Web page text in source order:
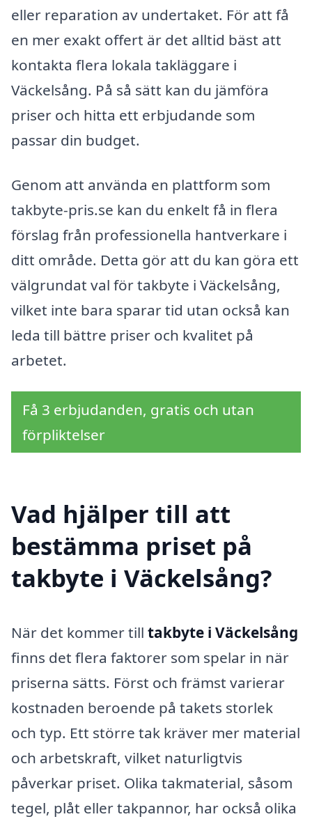
eller reparation av undertaket. För att få
en mer exakt offert är det alltid bäst att
kontakta flera lokala takläggare i
Väckelsång. På så sätt kan du jämföra
priser och hitta ett erbjudande som
passar din budget.
Genom att använda en plattform som
takbyte-pris.se kan du enkelt få in flera
förslag från professionella hantverkare i
ditt område. Detta gör att du kan göra ett
välgrundat val för takbyte i Väckelsång,
vilket inte bara sparar tid utan också kan
leda till bättre priser och kvalitet på
arbetet.
Få 3 erbjudanden, gratis och utan
förpliktelser
Vad hjälper till att
bestämma priset på
takbyte i Väckelsång?
När det kommer till takbyte i Väckelsång
finns det flera faktorer som spelar in när
priserna sätts. Först och främst varierar
kostnaden beroende på takets storlek
och typ. Ett större tak kräver mer material
och arbetskraft, vilket naturligtvis
påverkar priset. Olika takmaterial, såsom
tegel, plåt eller takpannor, har också olika